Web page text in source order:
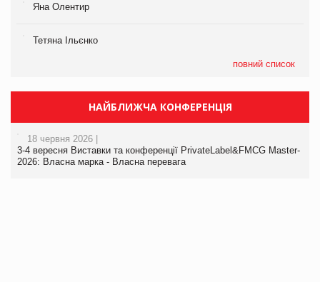
Яна Олентир
Тетяна Ільєнко
повний список
НАЙБЛИЖЧА КОНФЕРЕНЦІЯ
18 червня 2026 |
3-4 вересня Виставки та конференції PrivateLabel&FMCG Master-
2026: Власна марка - Власна перевага